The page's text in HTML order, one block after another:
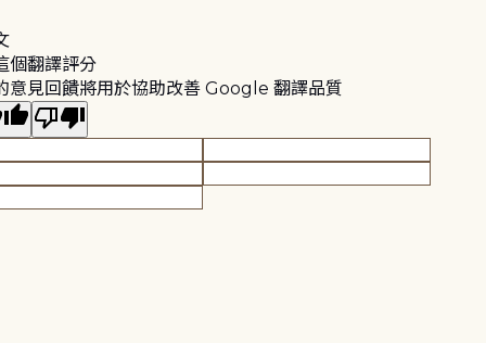
個翻譯評分
意見回饋將用於協助改善 Google 翻譯品質